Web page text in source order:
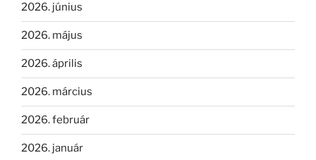
2026. június
2026. május
2026. április
2026. március
2026. február
2026. január